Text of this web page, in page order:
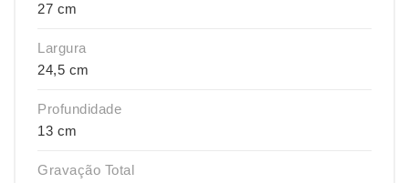
27 cm
Largura
24,5 cm
Profundidade
13 cm
Gravação Total